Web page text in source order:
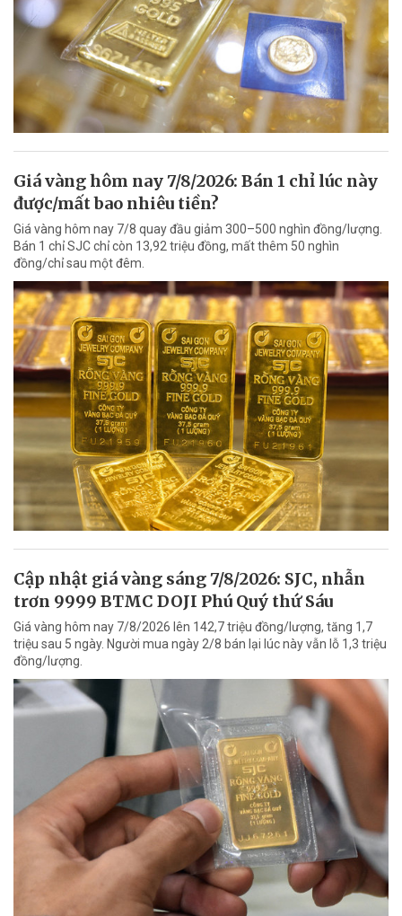
Giá vàng hôm nay 7/8/2026: Bán 1 chỉ lúc này
được/mất bao nhiêu tiền?
Giá vàng hôm nay 7/8 quay đầu giảm 300–500 nghìn đồng/lượng.
Bán 1 chỉ SJC chỉ còn 13,92 triệu đồng, mất thêm 50 nghìn
đồng/chỉ sau một đêm.
Cập nhật giá vàng sáng 7/8/2026: SJC, nhẫn
trơn 9999 BTMC DOJI Phú Quý thứ Sáu
Giá vàng hôm nay 7/8/2026 lên 142,7 triệu đồng/lượng, tăng 1,7
triệu sau 5 ngày. Người mua ngày 2/8 bán lại lúc này vẫn lỗ 1,3 triệu
đồng/lượng.